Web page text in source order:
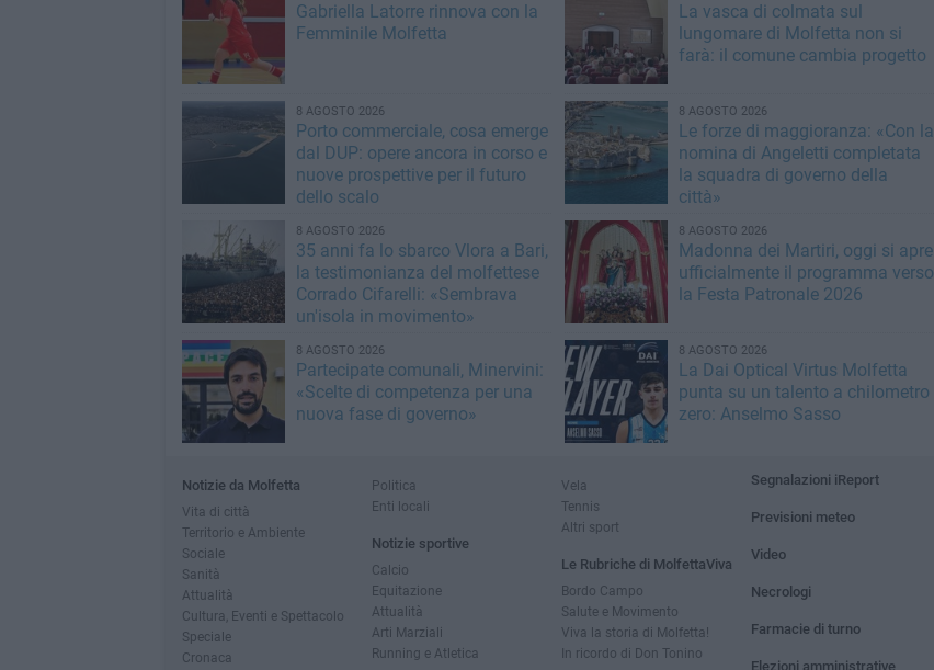
Gabriella Latorre rinnova con la
Femminile Molfetta
La vasca di colmata sul
lungomare di Molfetta non si
farà: il comune cambia progetto
8 AGOSTO 2026
Porto commerciale, cosa emerge
dal DUP: opere ancora in corso e
nuove prospettive per il futuro
dello scalo
8 AGOSTO 2026
Le forze di maggioranza: «Con la
nomina di Angeletti completata
la squadra di governo della
città»
8 AGOSTO 2026
35 anni fa lo sbarco Vlora a Bari,
la testimonianza del molfettese
Corrado Cifarelli: «Sembrava
un'isola in movimento»
8 AGOSTO 2026
Madonna dei Martiri, oggi si apre
ufficialmente il programma verso
la Festa Patronale 2026
8 AGOSTO 2026
Partecipate comunali, Minervini:
«Scelte di competenza per una
nuova fase di governo»
8 AGOSTO 2026
La Dai Optical Virtus Molfetta
punta su un talento a chilometro
zero: Anselmo Sasso
Notizie da Molfetta
Vita di città
Territorio e Ambiente
Sociale
Sanità
Attualità
Cultura, Eventi e Spettacolo
Speciale
Cronaca
Politica
Enti locali
Notizie sportive
Calcio
Equitazione
Attualità
Arti Marziali
Running e Atletica
Vela
Tennis
Altri sport
Le Rubriche di MolfettaViva
Bordo Campo
Salute e Movimento
Viva la storia di Molfetta!
In ricordo di Don Tonino
Segnalazioni iReport
Previsioni meteo
Video
Necrologi
Farmacie di turno
Elezioni amministrative